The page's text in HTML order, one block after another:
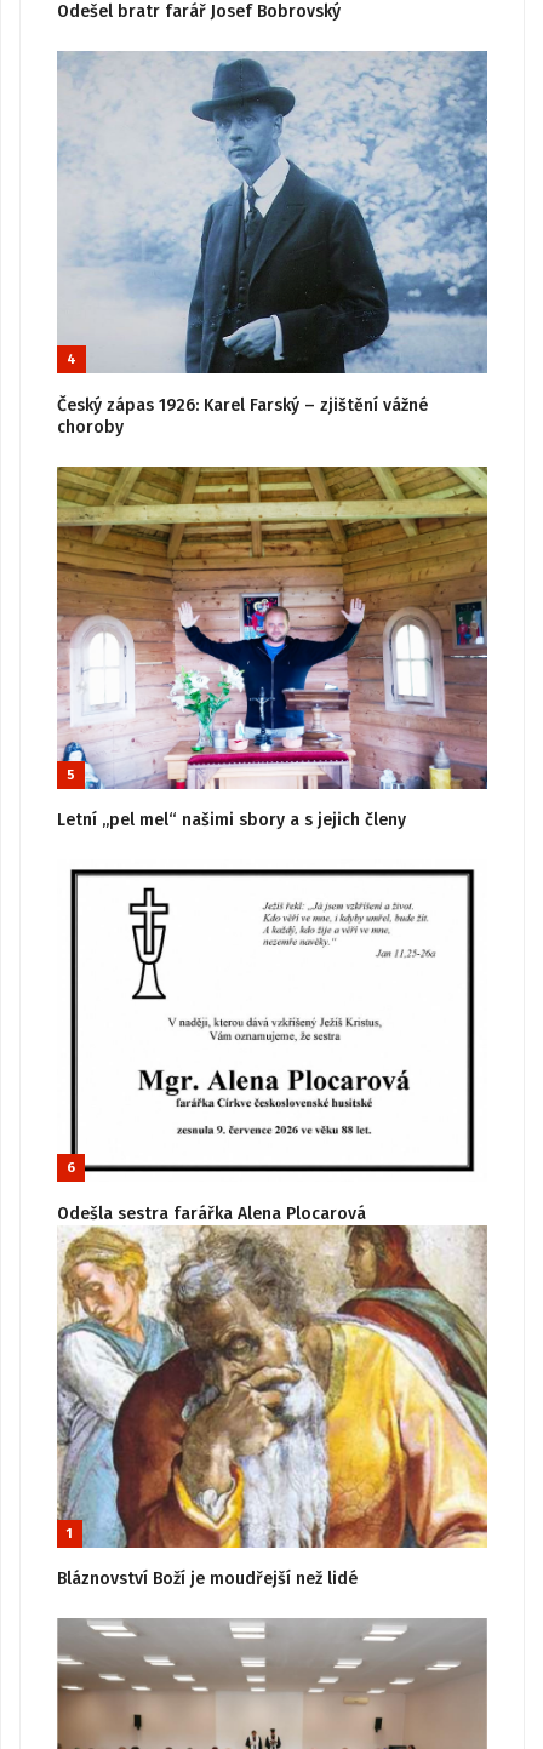
Odešel bratr farář Josef Bobrovský
4
Český zápas 1926: Karel Farský – zjištění vážné
choroby
5
Letní „pel mel“ našimi sbory a s jejich členy
6
Odešla sestra farářka Alena Plocarová
1
Bláznovství Boží je moudřejší než lidé